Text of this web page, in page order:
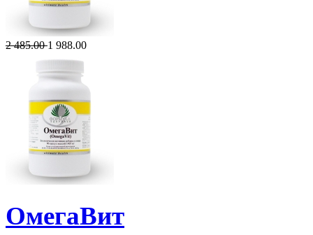
2 485.001 988.00
ОмегаВит